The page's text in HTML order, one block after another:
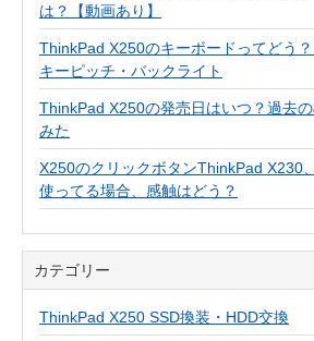
は？【動画あり】
ThinkPad X250のキーボードってどう
キーピッチ・バックライト
ThinkPad X250の発売日はいつ？過去
みた
X250のクリックボタンThinkPad X230
使ってる場合、感触はどう？
カテゴリー
ThinkPad X250 SSD換装・HDD交換